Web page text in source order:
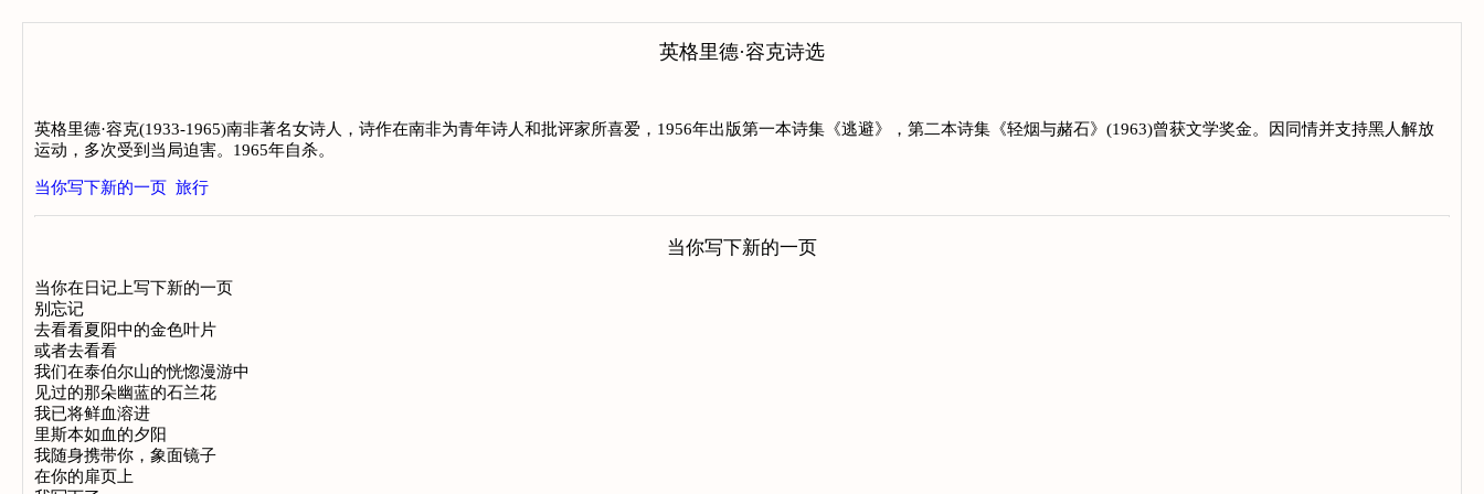
英格里德·容克诗选
英格里德·容克(1933-1965)南非著名女诗人，诗作在南非为青年诗人和批评家所喜爱，1956年出版第一本诗集《逃避》，第二本诗集《轻烟与赭石》(1963)曾获文学奖金。因同情并支持黑人解放
运动，多次受到当局迫害。1965年自杀。
当你写下新的一页 旅行
当你写下新的一页
当你在日记上写下新的一页
别忘记
去看看夏阳中的金色叶片
或者去看看
我们在泰伯尔山的恍惚漫游中
见过的那朵幽蓝的石兰花
我已将鲜血溶进
里斯本如血的夕阳
我随身携带你，象面镜子
在你的扉页上